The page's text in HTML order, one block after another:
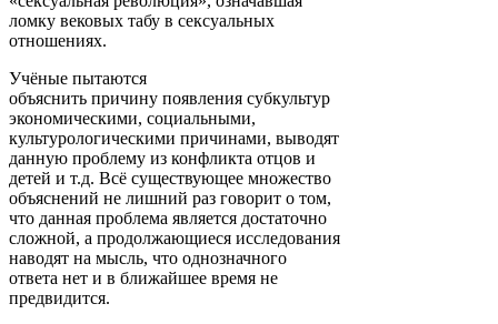
ломку вековых табу в сексуальных
отношениях.
Учёные пытаются
объяснить причину появления субкультур
экономическими, социальными,
культурологическими причинами, выводят
данную проблему из конфликта отцов и
детей и т.д. Всё существующее множество
объяснений не лишний раз говорит о том,
что данная проблема является достаточно
сложной, а продолжающиеся исследования
наводят на мысль, что однозначного
ответа нет и в ближайшее время не
предвидится.